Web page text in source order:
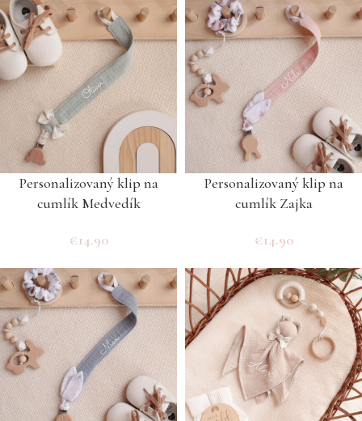
Personalizovaný klip na
cumlík Medvedík
€14.90
Personalizovaný klip na
cumlík Zajka
€14.90